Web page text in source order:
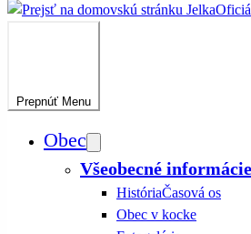
Jelka
Prepnúť Menu
Obec
Všeobecné informácie
HistóriaČasová os
Obec v kocke